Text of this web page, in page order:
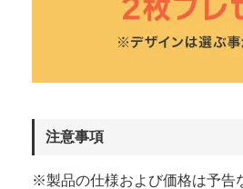
注意事項
※製品の仕様および価格は予告